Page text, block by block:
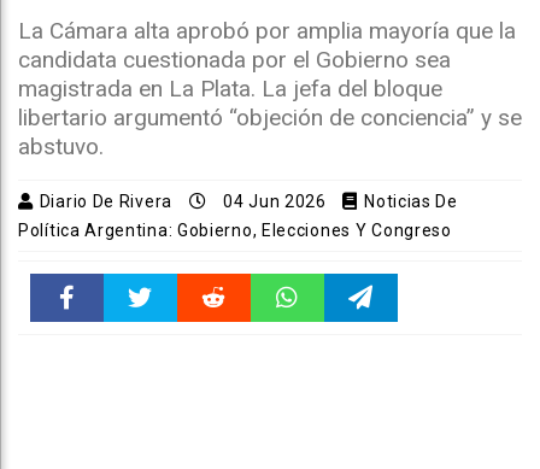
La Cámara alta aprobó por amplia mayoría que la
candidata cuestionada por el Gobierno sea
magistrada en La Plata. La jefa del bloque
libertario argumentó “objeción de conciencia” y se
abstuvo.
Diario De Rivera 04 Jun 2026
Noticias De
Política Argentina: Gobierno, Elecciones Y Congreso